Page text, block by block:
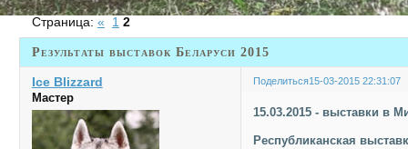
Результаты выставок Беларуси 2015
Страница:« 1 2
Поделиться15-03-2015 22:31:07
Ice Blizzard
Мастер
15.03.2015 - выставки в
Республиканская